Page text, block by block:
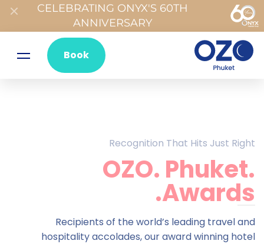
CELEBRATING ONYX'S 60TH
ANNIVERSARY
Book
Recognition That Hits Just Right
OZO. Phuket.
Awards.
Recipients of the world’s leading travel and
hospitality accolades, our award winning hotel